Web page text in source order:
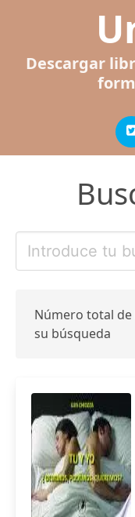
Descargar
Número total
su búsqueda